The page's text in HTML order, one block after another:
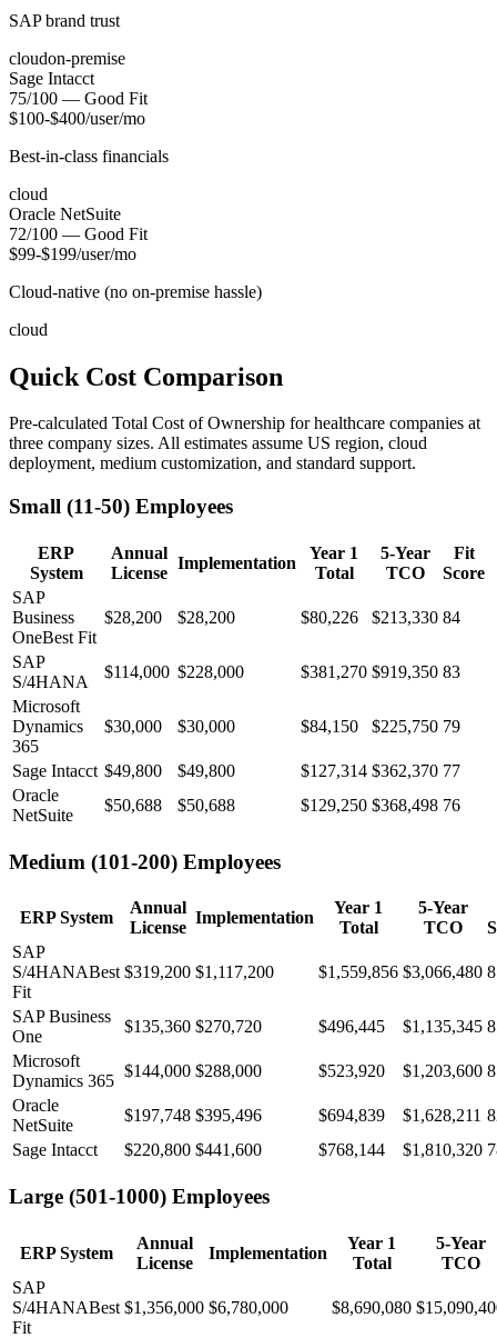
SAP brand trust
cloudon-premise
Sage Intacct
75/100 — Good Fit
$100-$400/user/mo
Best-in-class financials
cloud
Oracle NetSuite
72/100 — Good Fit
$99-$199/user/mo
Cloud-native (no on-premise hassle)
cloud
Quick Cost Comparison
Pre-calculated Total Cost of Ownership forhealthcare companies at
three company sizes. All estimates assume US region, cloud
deployment, medium customization, and standard support.
Small (11-50) Employees
ERP
System
Annual
License
Implementation
Year 1
Total
5-Year
TCO
Fit
Score
SAP
Business
OneBest Fit
$28,200 $28,200 $80,226 $213,330 84
SAP
S/4HANA
$114,000 $228,000 $381,270 $919,350 83
Microsoft
Dynamics
365
$30,000 $30,000 $84,150 $225,750 79
Sage Intacct $49,800 $49,800 $127,314 $362,370 77
Oracle
NetSuite
$50,688 $50,688 $129,250 $368,498 76
Medium (101-200) Employees
ERP System
Annual
License
Implementation
Year 1
Total
5-Year
TCO
SAP
S/4HANABest
Fit
$319,200 $1,117,200 $1,559,856 $3,066,480
SAP Business
One
$135,360 $270,720 $496,445 $1,135,345
Microsoft
Dynamics 365
$144,000 $288,000 $523,920 $1,203,600
Oracle
NetSuite
$197,748 $395,496 $694,839 $1,628,211
Sage Intacct
$220,800 $441,600 $768,144 $1,810,320
Large (501-1000) Employees
ERP System
Annual
License
Implementation
Year 1
Total
5-Year
TCO
SAP
S/4HANABest
Fit
$1,356,000 $6,780,000 $8,690,080